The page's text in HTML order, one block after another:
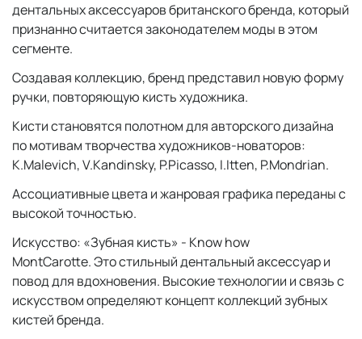
дентальных аксессуаров британского бренда, который
признанно считается законодателем моды в этом
сегменте.
Создавая коллекцию, бренд представил новую форму
ручки, повторяющую кисть художника.
Кисти становятся полотном для авторского дизайна
по мотивам творчества художников-новаторов:
K.Malevich, V.Kandinsky, P.Picasso, I.Itten, P.Mondrian.
Ассоциативные цвета и жанровая графика переданы с
высокой точностью.
Искусство: «Зубная кисть» - Know how
MontCarotte. Это стильный дентальный аксессуар и
повод для вдохновения. Высокие технологии и связь с
искусством определяют концепт коллекций зубных
кистей бренда.